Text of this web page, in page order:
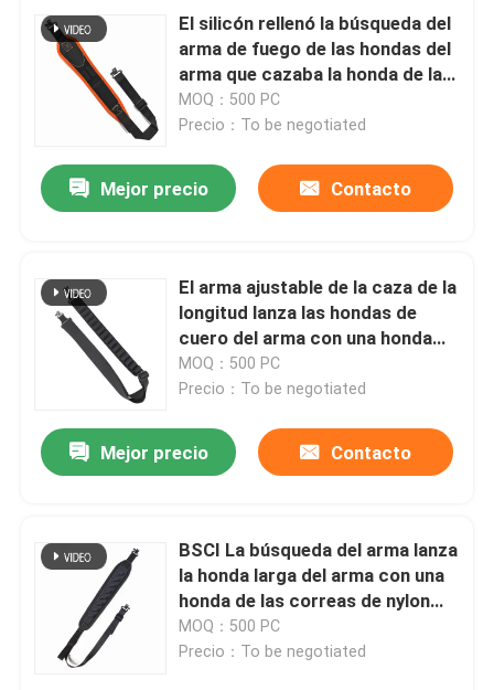
El silicón rellenó la búsqueda del
arma de fuego de las hondas del
arma que cazaba la honda de la
escopeta
MOQ：500 PC
Precio：To be negotiated
Mejor precio Contacto
El arma ajustable de la caza de la
longitud lanza las hondas de
cuero del arma con una honda
para el indicador 12
MOQ：500 PC
Precio：To be negotiated
Mejor precio Contacto
BSCI La búsqueda del arma lanza
la honda larga del arma con una
honda de las correas de nylon
para los rifles o las escopetas
MOQ：500 PC
Precio：To be negotiated